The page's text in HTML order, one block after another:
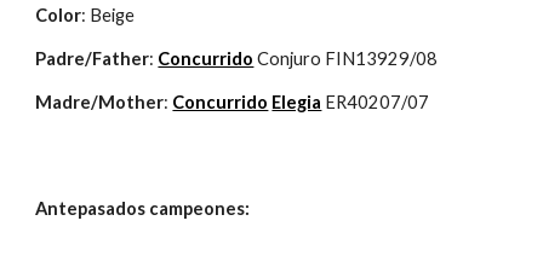
Color: Beige
Padre/Father: Concurrido Conjuro FIN13929/08
Madre/Mother: Concurrido Elegia ER40207/07
Antepasados campeones: